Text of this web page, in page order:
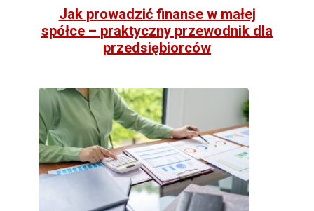
Jak prowadzić finanse w małej
spółce – praktyczny przewodnik dla
przedsiębiorców